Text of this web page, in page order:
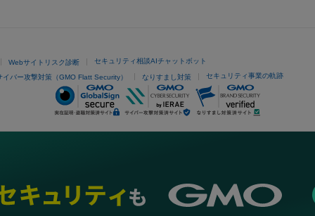
Webサイトリスク診断 セキュリティ相談AIチャットボット
イバー攻撃対策（GMO Flatt Security） なりすまし対策 セキュリティ事業の軌跡